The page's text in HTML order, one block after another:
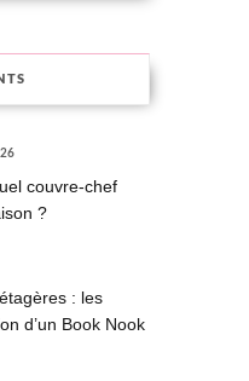
couvre-chef
?
: les
d’un Book Nook